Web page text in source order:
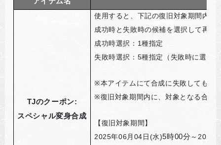
TJのクーポン:
スペシャル変身合成
使用すると、下記の復旧対象期間内に
成功時と失敗時の候補を選択して再挑
成功時選択：1種指定
失敗時選択：5種指定（失敗時に選択
※本アイテムにて合成に失敗しても合
※復旧対象期間内に、対象となる合成
【復旧対象期間】
2025年06月04日(水)5時00分～2025